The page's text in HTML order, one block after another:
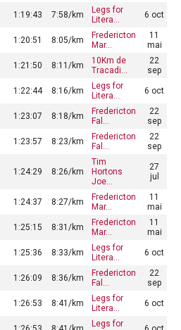
1:19:43 7:58/km
Legs for
Litera…
6 oct
1:20:51 8:05/km
Fredericton
Mar…
11
mai
1:21:50 8:11/km
10Km de
Tracadi…
22
sep
1:22:44 8:16/km
Legs for
Litera…
6 oct
1:23:07 8:18/km
Fredericton
Fal…
22
sep
1:23:57 8:23/km
Fredericton
Fal…
22
sep
1:24:29 8:26/km
Tim
Hortons
Joe…
27
jul
1:24:37 8:27/km
Fredericton
Mar…
11
mai
1:25:15 8:31/km
Fredericton
Mar…
11
mai
1:25:36 8:33/km
Legs for
Litera…
6 oct
1:26:09 8:36/km
Fredericton
Fal…
22
sep
1:26:53 8:41/km
Legs for
Litera…
6 oct
Legs for